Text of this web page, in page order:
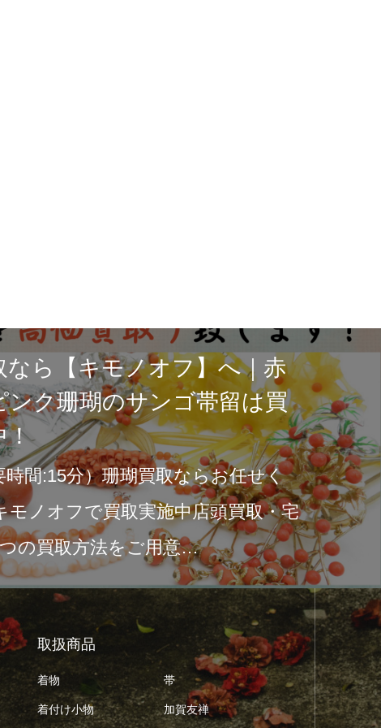
ノオフで素
には風情あふ
す。その中で
感じさせる日
ウール
す！買
きます
目次『ウ
着物を次
売却しま
取扱商品
着物 帯
着付け小物 加賀友禅